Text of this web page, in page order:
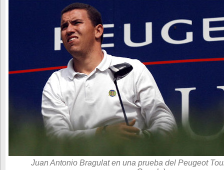
Juan Antonio Bragulat en una prueba del Peugeot